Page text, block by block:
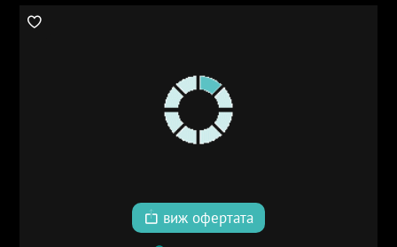
виж офертата